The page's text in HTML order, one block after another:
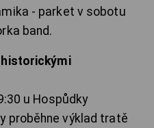
- parket v sobotu
band.
u Hospůdky
proběhne výklad tratě